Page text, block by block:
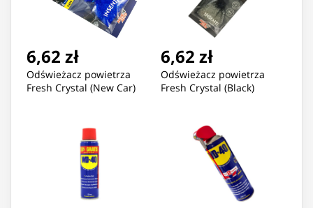
6,62 zł
Odświeżacz powietrza
Fresh Crystal (New Car)
6,62 zł
Odświeżacz powietrza
Fresh Crystal (Black)